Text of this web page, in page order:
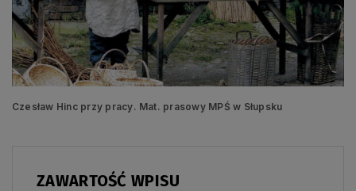
Czesław Hinc przy pracy. Mat. prasowy MPŚ w Słupsku
ZAWARTOŚĆ WPISU